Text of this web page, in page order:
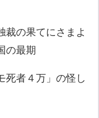
裁の果てにさまよ
の最期
死者４万」の怪し